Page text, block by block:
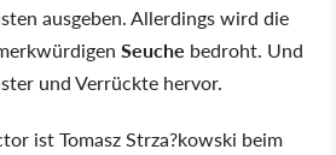
ausgeben. Allerdings wird die
Seuche bedroht. Und
und Verrückte hervor.
ist Tomasz Strza?kowski beim